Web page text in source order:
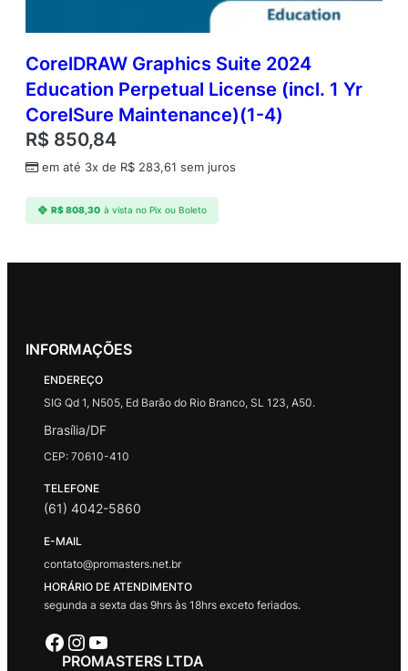
CorelDRAW Graphics Suite 2024
Education Perpetual License (incl. 1 Yr
CorelSure Maintenance)(1-4)
R$ 850,84
em até 3x de R$ 283,61 sem juros
R$808,30 à vista no Pix ou Boleto
INFORMAÇÕES
ENDEREÇO
SIG Qd 1, N505, Ed Barão do Rio Branco, SL 123, A50.
Brasília/DF
CEP: 70610-410
TELEFONE
(61) 4042-5860
E-MAIL
contato@promasters.net.br
HORÁRIO DE ATENDIMENTO
segunda a sexta das 9hrs às 18hrs exceto feriados.
Facebook Instagram Youtube
PROMASTERS LTDA